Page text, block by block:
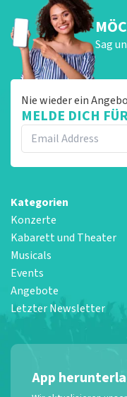
Sag
Nie wieder ein
MELDE DICH
Kategorien
Konzerte
Kabarett und Theater
Musicals
Events
Angebote
Letzter Newsletter
App